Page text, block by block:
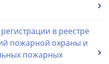
в реестре
пожарной охраны и
пожарных